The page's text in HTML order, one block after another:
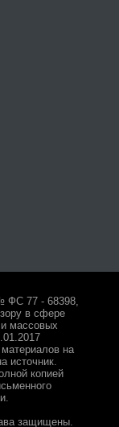
ФС 77 - 68398,
в сфере
массовых
на
источник.
копией
защищены.